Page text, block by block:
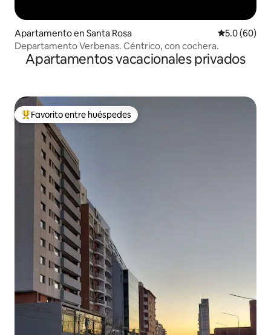
Apartamento en Santa Rosa Calificación
5.0 (60)
Departamento Verbenas. Céntrico, con cochera.
Apartamentos vacacionales privados
Favorito entre huéspedes preferido
Favorito entre huéspedes